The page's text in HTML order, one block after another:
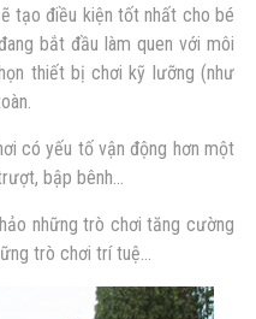
tạo điều kiện tốt nhất cho bé
bắt đầu làm quen với môi
thiết bị chơi kỹ lưỡng (như
có yếu tố vận động hơn một
bập bênh…
những trò chơi tăng cường
trò chơi trí tuệ…